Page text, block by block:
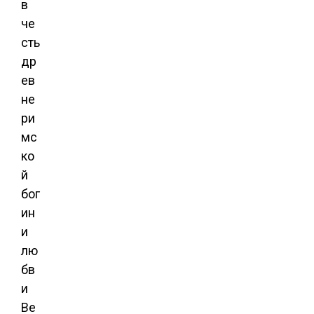
в
че
сть
др
ев
не
ри
мс
ко
й
бог
ин
и
лю
бв
и
Ве